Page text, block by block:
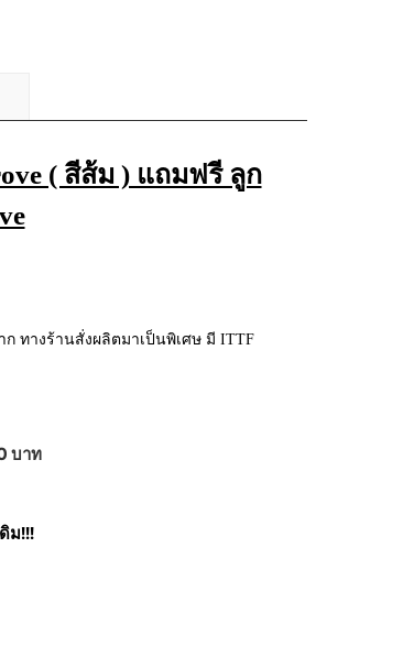
( สีส้ม ) แถมฟรี ลูก
ทางร้านสั่งผลิตมาเป็นพิเศษ มี ITTF
บาท
ม!!!